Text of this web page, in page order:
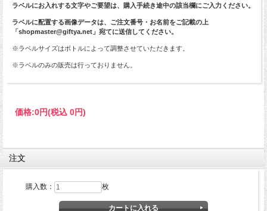
ラベルにお入れする文字やご要望は、購入手続き途中の該当欄にご入力ください。
ラベルに配置する画像データは、ご注文番号・お名前をご記載の上
「shopmaster@giftya.net」宛てに送信してください。
※ラベルサイズはボトルによって調整させていただきます。
※ラベルのみの販売は行っておりません。
価格:0円(税込 0円)
注文
購入数： 枚